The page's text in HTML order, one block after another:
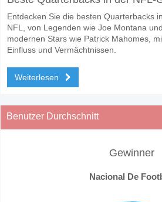
Entdecken Sie die besten Quarterbacks
NFL, von Legenden wie Joe Montana
modernen Stars wie Patrick Mahomes,
Einfluss und Vermächtnissen.
Weiterlesen
Benutzer Durchschnitt
Gewinner
Nacional De